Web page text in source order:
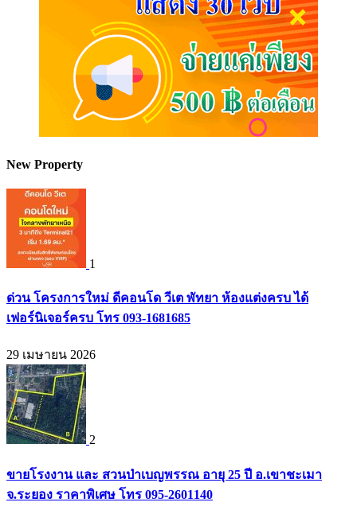
New Property
1
ด่วน โครงการใหม่ ดีคอนโด วีเต พัทยา ห้องแต่งครบ ได้
เฟอร์นิเจอร์ครบ โทร 093-1681685
29 เมษายน 2026
2
ขายโรงงาน และ สวนป่าเบญพรรณ อายุ 25 ปี อ.เขาชะเมา
จ.ระยอง ราคาพิเศษ โทร 095-2601140